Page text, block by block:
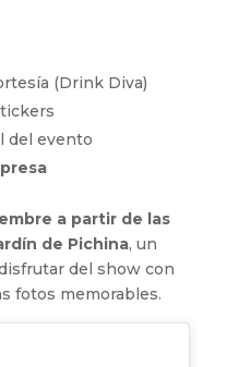
(Drink Diva)
del evento
a partir de las
de Pichina, un
del show con
fotos memorables.